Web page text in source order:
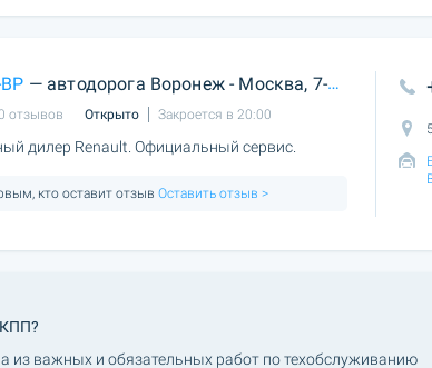
— автодорога Воронеж - Москва, 7-й километр
отзывов Открыто Закроется в 20:00
дилер Renault. Официальный сервис.
кто оставит отзыв Оставить отзыв >
важных и обязательных работ по техобслуживанию